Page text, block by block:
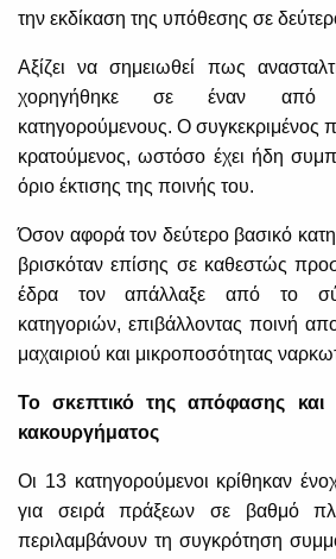
την εκδίκαση της υπόθεσης σε
Αξίζει να σημειωθεί πως
χορηγήθηκε σε έναν από
κατηγορούμενους. Ο συγκεκριμένος
κρατούμενος, ωστόσο έχει ήδη
όριο έκτισης της ποινής του.
Όσον αφορά τον δεύτερο βασικό
βρισκόταν επίσης σε καθεστώς
έδρα τον απάλλαξε από το
κατηγοριών, επιβάλλοντας ποινή
μαχαιριού και μικροποσότητας
Το σκεπτικό της απόφασης και
κακουργήματος
Οι 13 κατηγορούμενοι κρίθηκαν
για σειρά πράξεων σε βαθμό
περιλαμβάνουν τη συγκρότηση